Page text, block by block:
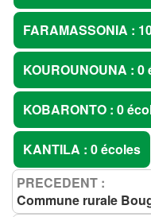
FARAMASSONIA :
KOUROUNOUNA : 0
KOBARONTO : 0
KANTILA : 0 écoles
PRECEDENT :
Commune rurale